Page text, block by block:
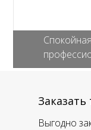
Выгодно
Заказать